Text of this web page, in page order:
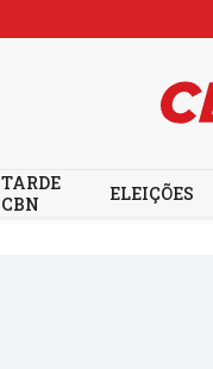
TARDE
CBN
ELEIÇÕES